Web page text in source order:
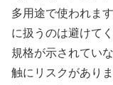
多用途で使われま
に扱うのは避けて
規格が示されてい
触にリスクがあり